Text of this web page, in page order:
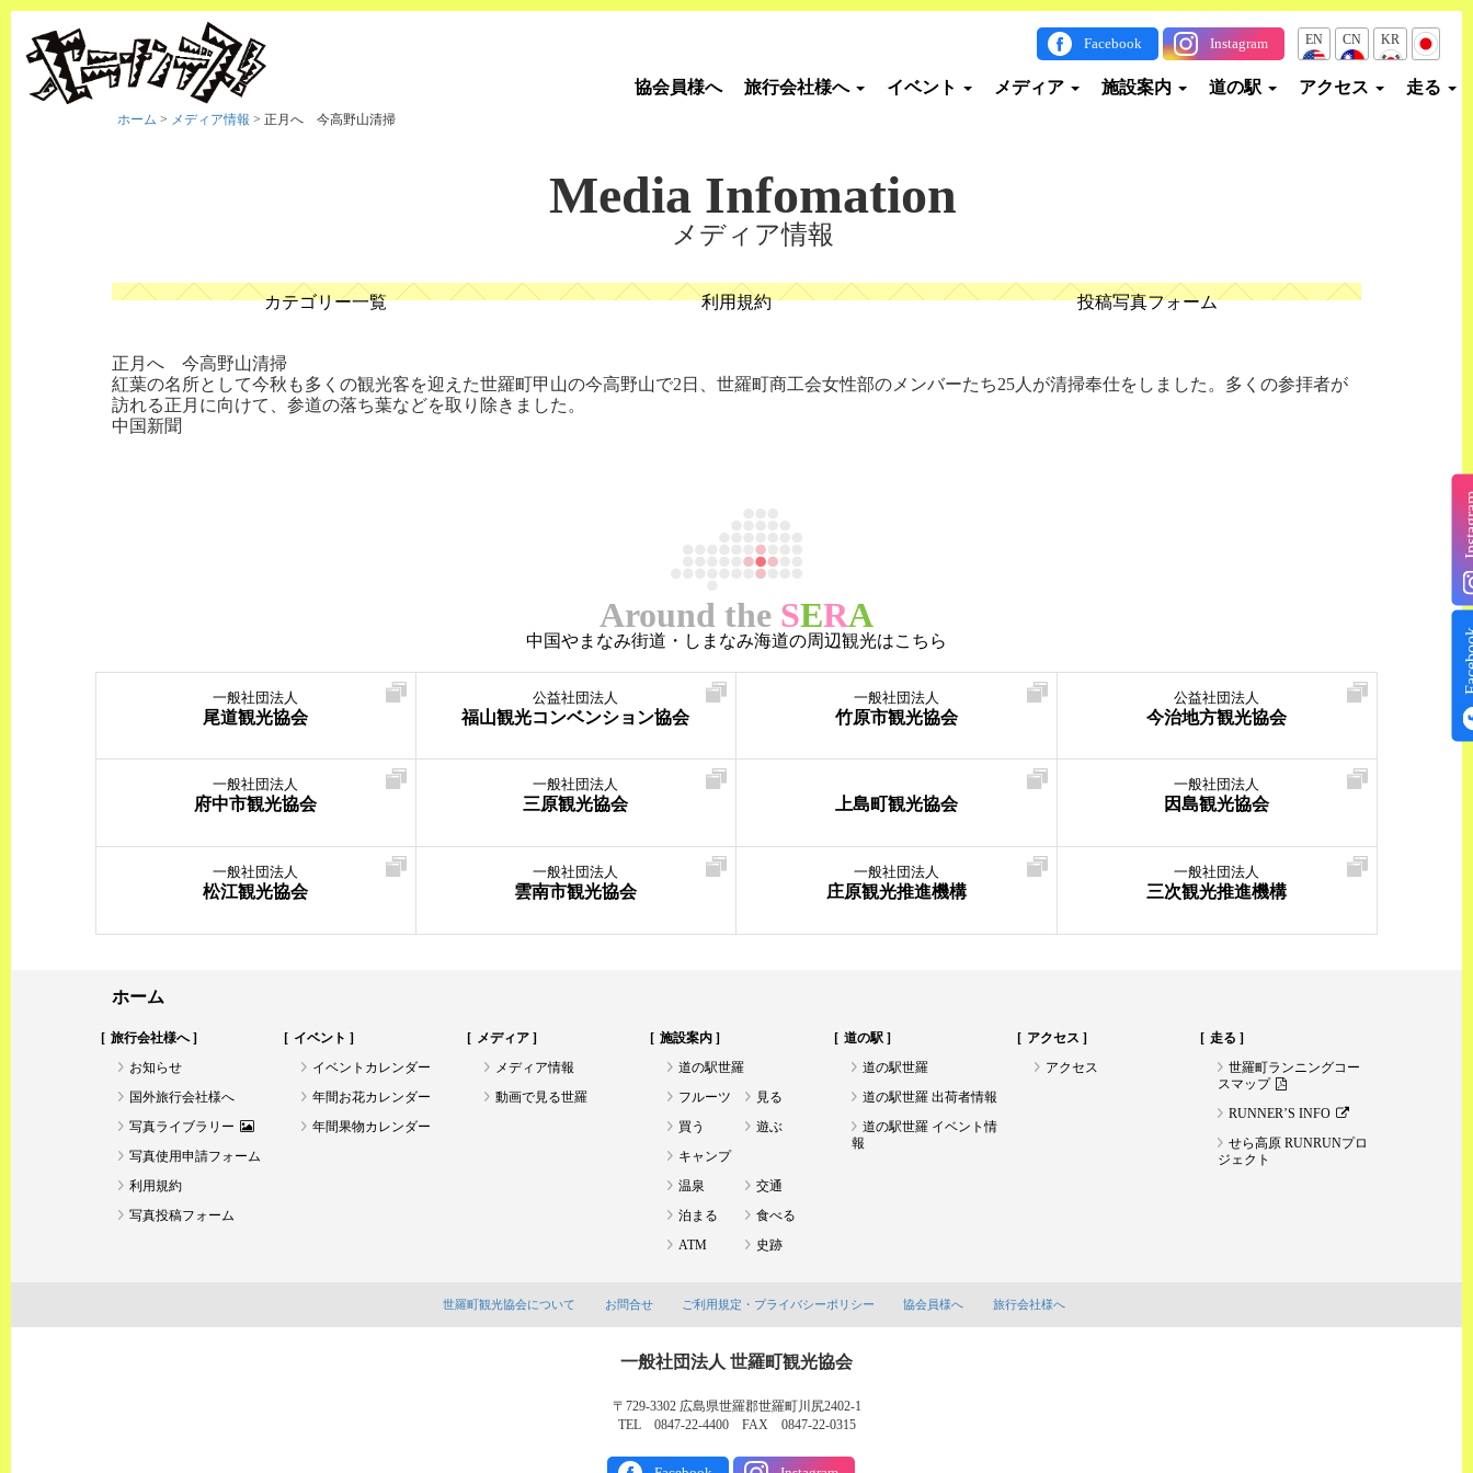
Facebook Instagram EN CN KR JP
協会員様へ 旅行会社様へ イベント メディア 施設案内 道の駅 アクセス 走る
ホーム > メディア情報 > 正月へ 今高野山清掃
Media Infomation
メディア情報
カテゴリー一覧 利用規約 投稿写真フォーム
正月へ 今高野山清掃
紅葉の名所として今秋も多くの観光客を迎えた世羅町甲山の今高野山で2日、世羅町商工会女性部のメンバーたち25人が清掃奉仕をしました。多くの参拝者が
訪れる正月に向けて、参道の落ち葉などを取り除きました。
中国新聞
Around the SERA
中国やまなみ街道・しまなみ海道の周辺観光はこちら
一般社団法人
尾道観光協会
公益社団法人
福山観光コンベンション協会
一般社団法人
竹原市観光協会
公益社団法人
今治地方観光協会
一般社団法人
府中市観光協会
一般社団法人
三原観光協会 上島町観光協会
一般社団法人
因島観光協会
一般社団法人
松江観光協会
一般社団法人
雲南市観光協会
一般社団法人
庄原観光推進機構
一般社団法人
三次観光推進機構
ホーム
旅行会社様へ
お知らせ
国外旅行会社様へ
写真ライブラリー
写真使用申請フォーム
利用規約
写真投稿フォーム
イベント
イベントカレンダー
年間お花カレンダー
年間果物カレンダー
メディア
メディア情報
動画で見る世羅
施設案内
道の駅世羅
フルーツ
見る
買う
遊ぶ
キャンプ
温泉
交通
泊まる
食べる
ATM
史跡
道の駅
道の駅世羅
道の駅世羅 出荷者情報
道の駅世羅 イベント情
報
アクセス
アクセス
走る
世羅町ランニングコー
スマップ
RUNNER’S INFO
せら高原 RUNRUNプロ
ジェクト
世羅町観光協会について お問合せ ご利用規定・プライバシーポリシー 協会員様へ 旅行会社様へ
一般社団法人 世羅町観光協会
〒729-3302 広島県世羅郡世羅町川尻2402-1
TEL 0847-22-4400 FAX 0847-22-0315